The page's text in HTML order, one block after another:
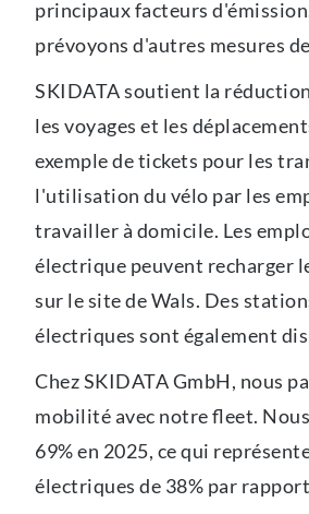
principaux facteurs
prévoyons d'autres mesures
SKIDATA soutient la
les voyages et les
exemple de tickets pour les
l'utilisation du vélo par les
travailler à domicile. Les
électrique peuvent recharger
sur le site de Wals. Des
électriques sont également
Chez SKIDATA GmbH, nous
mobilité avec notre ﬂeet.
69% en 2025, ce qui
électriques de 38% par